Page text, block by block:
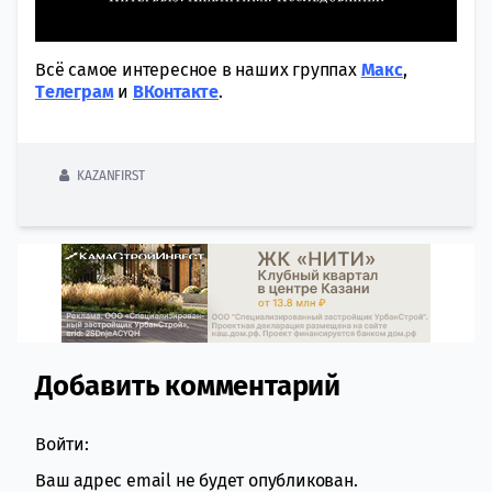
Всё самое интересное в наших группах Макс,
Tелеграми ВКонтакте.
KAZANFIRST
Comment section
Добавить комментарий
Войти:
Ваш адрес email не будет опубликован.